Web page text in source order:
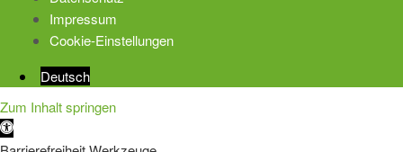
Impressum
Cookie-Einstellungen
Deutsch
Zum Inhalt springen
Werkzeugleiste